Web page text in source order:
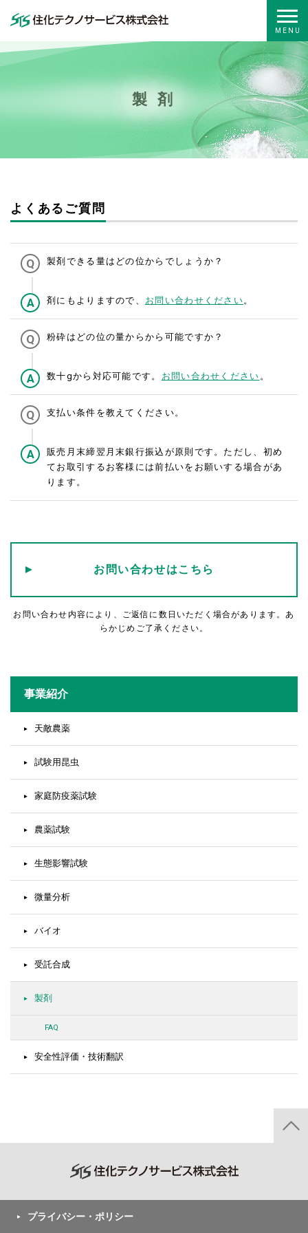
製 剤
よくあるご質問
製剤できる量はどの位からでしょうか？
剤にもよりますので、 お問い合わせください。
粉砕はどの位の量からから可能ですか？
数十gから対応可能です。 お問い合わせください 。
支払い条件を教えてください。
販売月末締翌月末銀行振込が原則です。ただし、初め
てお取引するお客様には前払いをお願いする場合があ
ります。
お問い合わせはこちら
お問い合わせ内容により、ご返信に数日いただく場合があります。あ
らかじめご了承ください。
事業紹介
天敵農薬
試験用昆虫
家庭防疫薬試験
農薬試験
生態影響試験
微量分析
バイオ
受託合成
製剤
FAQ
安全性評価・技術翻訳
プライバシー・ポリシー